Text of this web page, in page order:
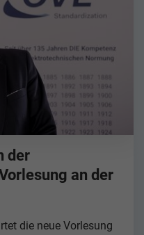
der
an der
die neue Vorlesung